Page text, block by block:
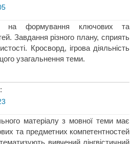
на формування ключових та
Завдання різного плану, сприять
Кросворд, ігрова діяльність
узагальнення теми.
:
матеріалу з мовної теми має
та предметних компетентностей